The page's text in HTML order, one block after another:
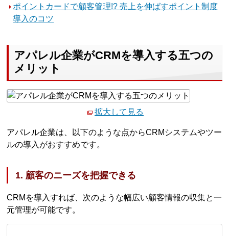
ポイントカードで顧客管理!? 売上を伸ばすポイント制度
導入のコツ
アパレル企業がCRMを導入する五つの
メリット
拡大して見る
アパレル企業は、以下のような点からCRMシステムやツー
ルの導入がおすすめです。
1. 顧客のニーズを把握できる
CRMを導入すれば、次のような幅広い顧客情報の収集と一
元管理が可能です。